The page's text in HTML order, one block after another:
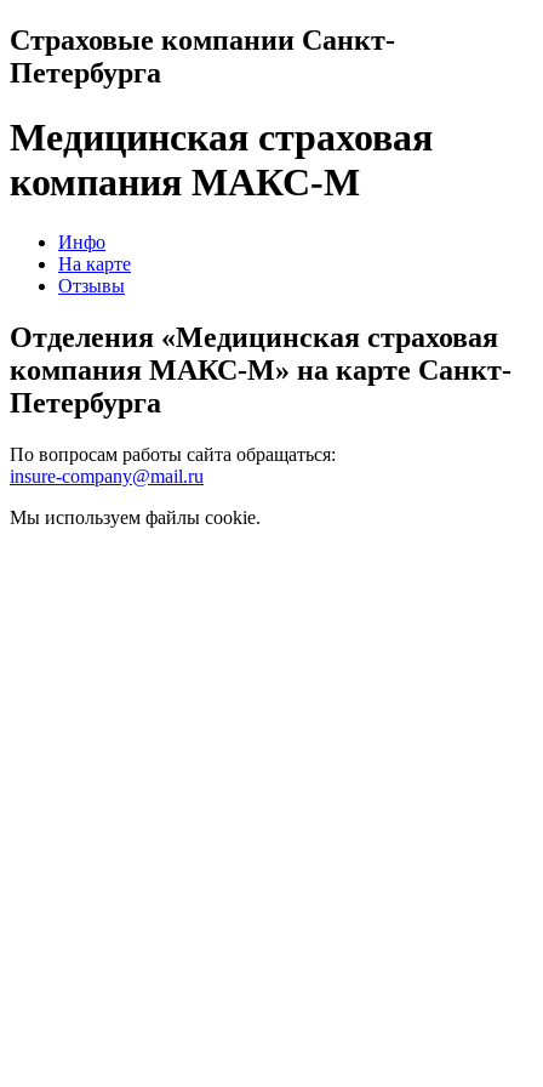
Страховые компании Санкт-
Петербурга
Медицинская страховая
компания МАКС-М
Инфо
На карте
Отзывы
Отделения «Медицинская страховая
компания МАКС-М» на карте Санкт-
Петербурга
По вопросам работы сайта обращаться:
insure-company@mail.ru
Мы используем файлы cookie.